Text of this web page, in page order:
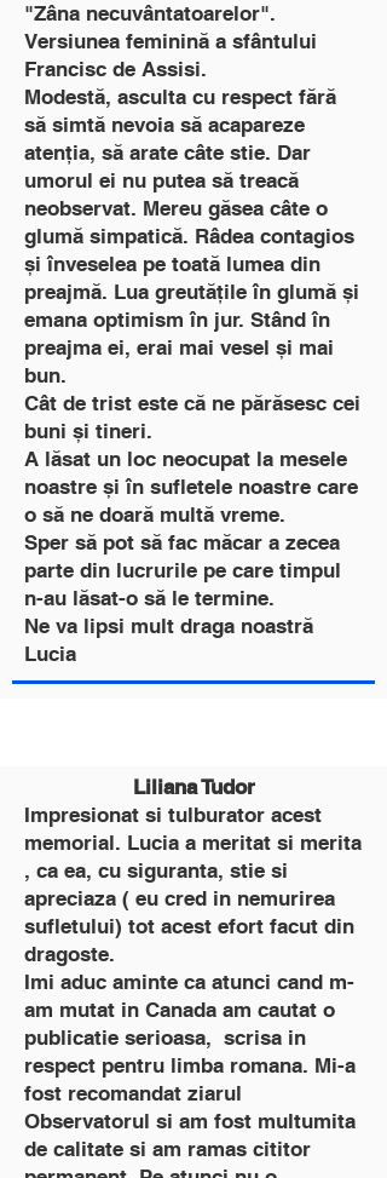
"Zâna necuvântatoarelor".
Versiunea feminină a sfântului
Francisc de Assisi.
Modestă, asculta cu respect fără
să simtă nevoia să acapareze
atenția, să arate câte stie. Dar
umorul ei nu putea să treacă
neobservat. Mereu găsea câte o
glumă simpatică. Râdea contagios
și înveselea pe toată lumea din
preajmă. Lua greutățile în glumă și
emana optimism în jur. Stând în
preajma ei, erai mai vesel și mai
bun.
Cât de trist este că ne părăsesc cei
buni și tineri.
A lăsat un loc neocupat la mesele
noastre și în sufletele noastre care
o să ne doară multă vreme.
Sper să pot să fac măcar a zecea
parte din lucrurile pe care timpul
n-au lăsat-o să le termine.
Ne va lipsi mult draga noastră
Lucia
Liliana Tudor
Impresionat si tulburator acest
memorial. Lucia a meritat si merita
, ca ea, cu siguranta, stie si
apreciaza ( eu cred in nemurirea
sufletului) tot acest efort facut din
dragoste.
Imi aduc aminte ca atunci cand m-
am mutat in Canada am cautat o
publicatie serioasa, scrisa in
respect pentru limba romana. Mi-a
fost recomandat ziarul
Observatorul si am fost multumita
de calitate si am ramas cititor